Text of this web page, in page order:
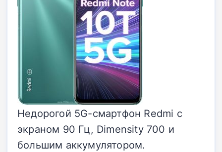
Недорогой 5G-смартфон Redmi с
экраном 90 Гц, Dimensity 700 и
большим аккумулятором.